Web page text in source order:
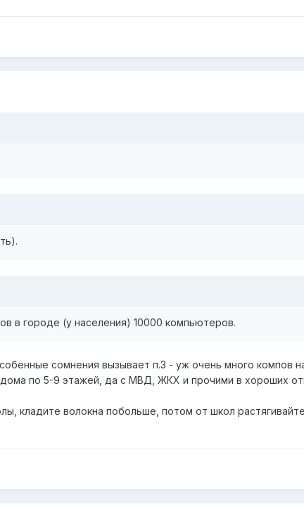
в городе (у населения) 10000 компьютеров.
сомнения вызывает п.3 - уж очень много компов
по 5-9 этажей, да с МВД, ЖКХ и прочими в хороших
кладите волокна побольше, потом от школ